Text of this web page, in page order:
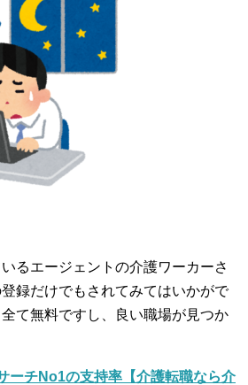
るエージェントの介護ワーカーさ
録だけでもされてみてはいかがで
て無料ですし、良い職場が見つか
ーチNo1の支持率【介護転職なら介